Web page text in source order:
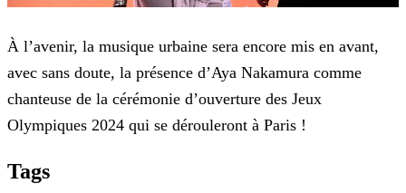
À l’avenir, la musique urbaine sera encore mis en avant,
avec sans doute, la présence d’Aya Nakamura comme
chanteuse de la cérémonie d’ouverture des Jeux
Olympiques 2024 qui se dérouleront à Paris !
Tags